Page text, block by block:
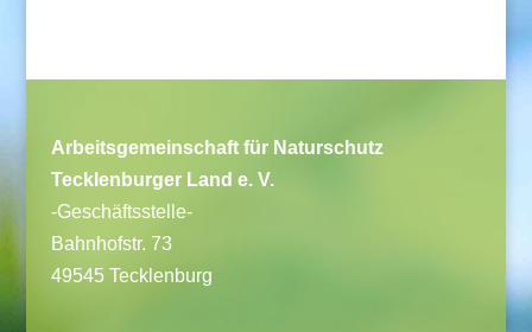
Arbeitsgemeinschaft für Naturschutz
Tecklenburger Land e. V.
-Geschäftsstelle-
Bahnhofstr. 73
49545 Tecklenburg